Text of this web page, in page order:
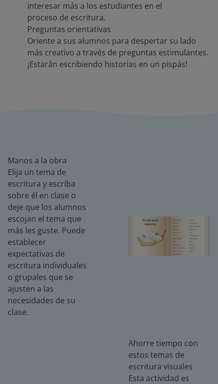
interesar más a los estudiantes en el
proceso de escritura.
Preguntas orientativas
Oriente a sus alumnos para despertar su lado
más creativo a través de preguntas estimulantes.
¡Estarán escribiendo historias en un pispás!
Manos a la obra
Elija un tema de
escritura y escriba
sobre él en clase o
deje que los alumnos
escojan el tema que
más les guste. Puede
establecer
expectativas de
escritura individuales
o grupales que se
ajusten a las
necesidades de su
clase.
Ahorre tiempo con
estos temas de
escritura visuales
Esta actividad es